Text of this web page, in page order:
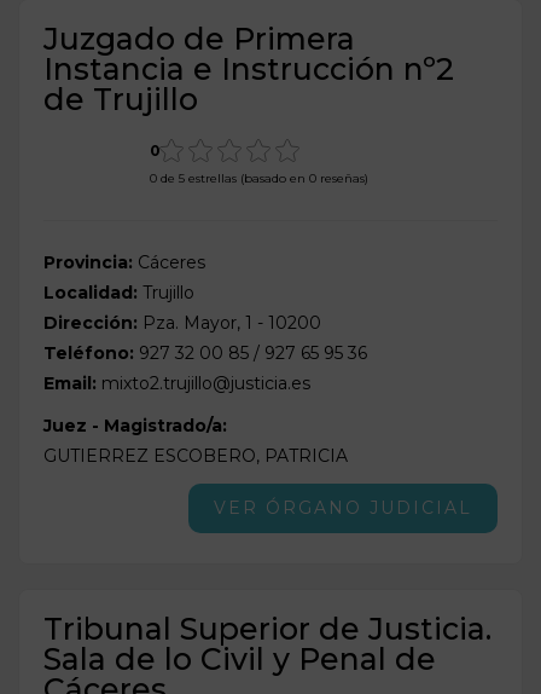
Juzgado de Primera
Instancia e Instrucción nº2
de Trujillo
0
0 de 5 estrellas (basado en 0 reseñas)
Provincia: Cáceres
Localidad: Trujillo
Dirección: Pza. Mayor, 1 - 10200
Teléfono: 927 32 00 85 / 927 65 95 36
Email: mixto2.trujillo@justicia.es
Juez - Magistrado/a:
GUTIERREZ ESCOBERO, PATRICIA
VER ÓRGANO JUDICIAL
Tribunal Superior de Justicia.
Sala de lo Civil y Penal de